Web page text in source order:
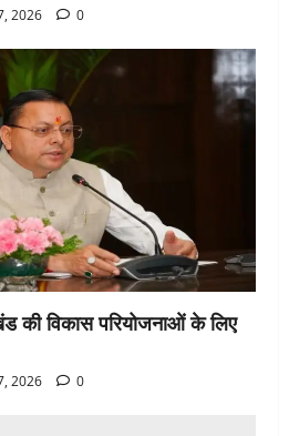
2026 0
की विकास परियोजनाओं के लिए
2026 0